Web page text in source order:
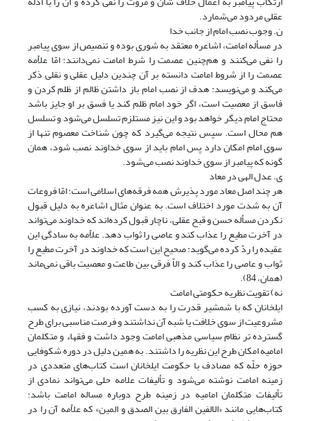
عقلی مردود می‌شمارد.
ن. وجوب نصب امام از جانب خدا
در مسأله امامت، اشاعره معتقد به شوری بوده و تنصیص از سوی پیامبر
را نفی می‌کنند و هم‌چنین عصمت را شرط امامت نمی‌دانند؛ امّا علاّمه
عصمت را از شروط امامت دانسته بر آن چندین دلیل عقلی و نقلی ذکر
می‌کند و می‌نویسد: هدف از نصب امام باز داشتن ظالم از ظلم کردن و
فاسق از معصیت است، اگر خود امام ظلم کند یا فسق بر او جایز باشد
محتاج امام دیگر خواهد بود و این نیز مستلزم تسلسل می‌شود و تسلسل
هم محال است. سپس نتیجه‌ می‌گیرد که چون شناخت معصوم تنها از
سوی امام امکان دارد پس امام باید از سوی خداوند نصب شود، همان
گونه که پیامبر از سوی خداوند نصب می‌شود.
ی. عدل الهی در معاد
هر چند اصل معاد مورد پذیرش همه فرقه‌های اسلامی است؛‌ امّا فروعات
آن به شدت مورد اختلاف است. به عنوان مثال اشاعره به دلیل قبول
نکردن مسأله حسن و قبح عقلی، ناچار قبول کرده‌اند که خداوند می‌تواند
در آخرت مطیع را عذاب کند و عاصی را ثواب دهد. علاّمه به سادگی این
عقیده را ردّ کرده می‌گوید: صحیح این است که خداوند در آخرت مطیع را
ثواب و عاصی را عذاب کند و الاّ فرقی بین طاعت و معصیت باقی نمی‌‌ماند
(همان، 84).
نه) تقویت نظریه حکومتی امامت
ایلخانان که با شمشیر قدرت را به دست آورده بودند، نیازی به کسب
مشروعیت از سوی خلافت یا شبه آن نداشتند و فرصت مناسبی برای طرح
گسترده تر نظام سیاسی مذهبی امامت وجود داشت و فقهاء و متکلمان
امامیه امکان طرح این نظریه را داشتند. به همین دلیل در دوره شکوفایی
حوزه حلّه که مصادف با حکومت ایلخانان است کتاب‌های متعددی در
زمینه امامت نوشته می‌شود و تألیفات علامه حلی می‌تواند نمادی از
تألیفات متکلمان امامیه در زمینه طرح دوباره مساله امامت باشد؛
کتاب‌هایی مانند «الالفین الفارق بین الصدق و المین» که علاّمه آن را در